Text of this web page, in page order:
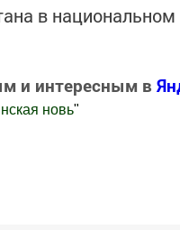
в
и интересным в
новь"